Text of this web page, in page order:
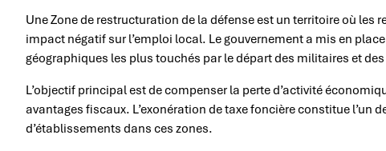
Une Zone de restructuration de la défense est un territoire où
impact négatif sur l’emploi local. Le gouvernement a mis en
géographiques les plus touchés par le départ des militaires et
L’objectif principal est de compenser la perte d’activité
avantages fiscaux. L’exonération de taxe foncière constitue l’un
d’établissements dans ces zones.